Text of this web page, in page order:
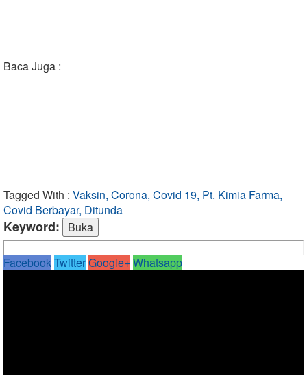
Baca Juga :
Tagged With : Vaksin, Corona, Covid 19, Pt. Kimia Farma,
Covid Berbayar, Ditunda
Keyword:
FacebookTwitterGoogle+Whatsapp